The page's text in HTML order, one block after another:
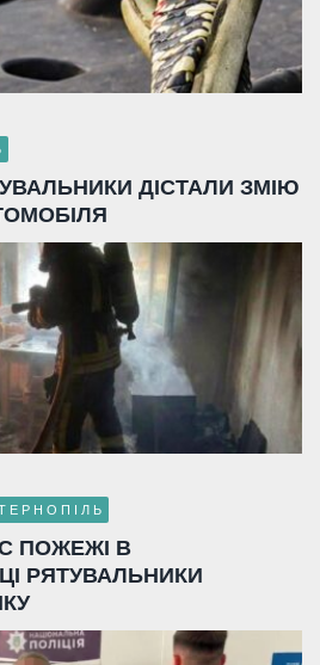
ДІСТАЛИ ЗМІЮ
ПОЖЕЖІ В
РЯТУВАЛЬНИКИ